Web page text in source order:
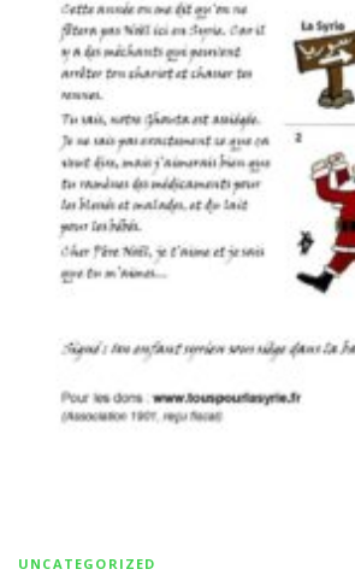
UNCATEGORIZED